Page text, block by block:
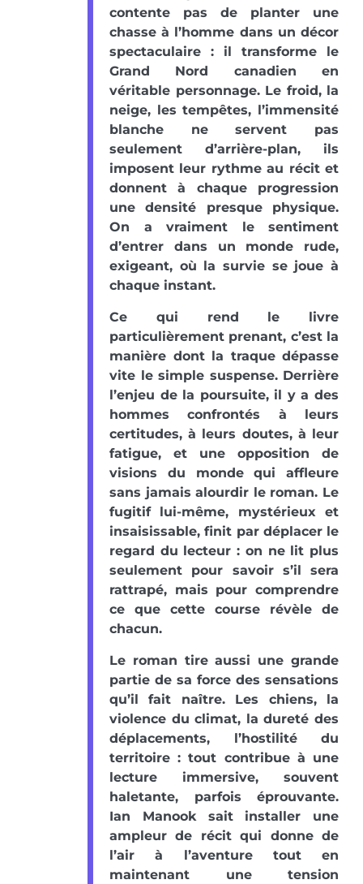
contente pas de planter une
chasse à l’homme dans un décor
spectaculaire : il transforme le
Grand Nord canadien en
véritable personnage. Le froid, la
neige, les tempêtes, l’immensité
blanche ne servent pas
seulement d’arrière-plan, ils
imposent leur rythme au récit et
donnent à chaque progression
une densité presque physique.
On a vraiment le sentiment
d’entrer dans un monde rude,
exigeant, où la survie se joue à
chaque instant.
Ce qui rend le livre
particulièrement prenant, c’est la
manière dont la traque dépasse
vite le simple suspense. Derrière
l’enjeu de la poursuite, il y a des
hommes confrontés à leurs
certitudes, à leurs doutes, à leur
fatigue, et une opposition de
visions du monde qui affleure
sans jamais alourdir le roman. Le
fugitif lui-même, mystérieux et
insaisissable, finit par déplacer le
regard du lecteur : on ne lit plus
seulement pour savoir s’il sera
rattrapé, mais pour comprendre
ce que cette course révèle de
chacun.
Le roman tire aussi une grande
partie de sa force des sensations
qu’il fait naître. Les chiens, la
violence du climat, la dureté des
déplacements, l’hostilité du
territoire : tout contribue à une
lecture immersive, souvent
haletante, parfois éprouvante.
Ian Manook sait installer une
ampleur de récit qui donne de
l’air à l’aventure tout en
maintenant une tension